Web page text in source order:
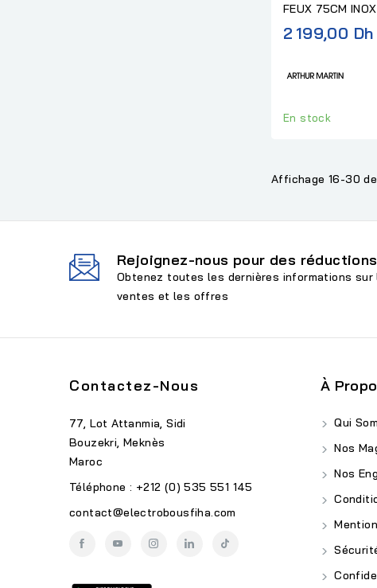
FEUX 75CM INOX
2 199,00 Dh
En stock
Affichage 16-30
Rejoignez-nous pour des
Obtenez toutes les dernières informations sur
ventes et les offres
Contactez-Nous
77, Lot Attanmia, Sidi
Bouzekri, Meknès
Maroc
Téléphone : +212 (0) 535 551 145
contact@electrobousfiha.com
À
Qui
Nos
Nos